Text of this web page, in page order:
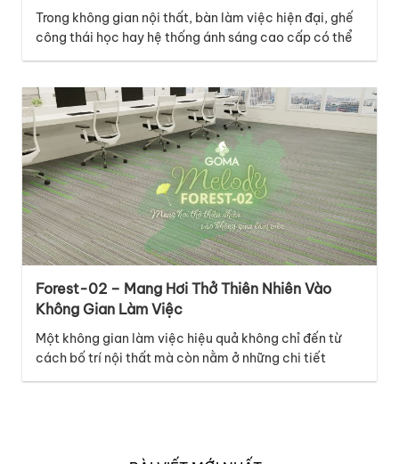
Trong không gian nội thất, bàn làm việc hiện đại, ghế
công thái học hay hệ thống ánh sáng cao cấp có thể
là những điểm nhấn nổi bật, nhưng lớp nền dưới chân
Với thiết kế thuộc bộ sưu tập…
Forest-02 – Mang Hơi Thở Thiên Nhiên Vào
Không Gian Làm Việc
Một không gian làm việc hiệu quả không chỉ đến từ
cách bố trí nội thất mà còn nằm ở những chi tiết
tưởng chừng nhỏ như bề mặt sàn. Thuộc bộ sưu tập